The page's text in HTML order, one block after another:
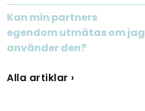
Kan min partners
egendom utmätas om jag
använder den?
Alla artiklar ›